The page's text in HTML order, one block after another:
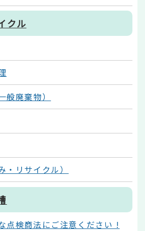
クル
般廃棄物）
・リサイクル）
点検商法にご注意ください !